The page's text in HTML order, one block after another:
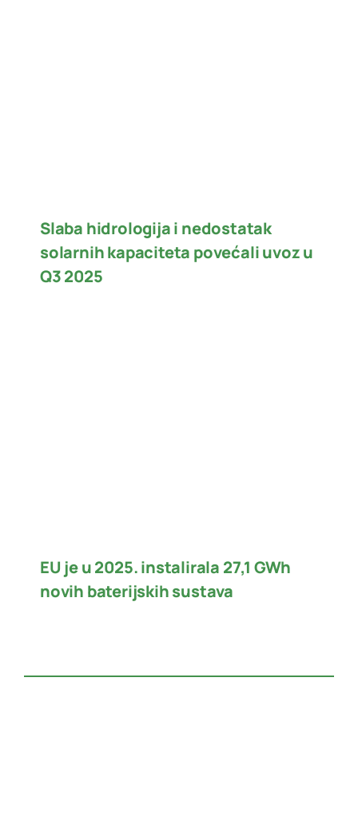
Slaba hidrologija i nedostatak
solarnih kapaciteta povećali uvoz u
Q3 2025
EU je u 2025. instalirala 27,1 GWh
novih baterijskih sustava